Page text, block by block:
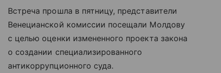
Встреча прошла в пятницу, представители
Венецианской комиссии посещали Молдову
с целью оценки измененного проекта закона
о создании специализированного
антикоррупционного суда.